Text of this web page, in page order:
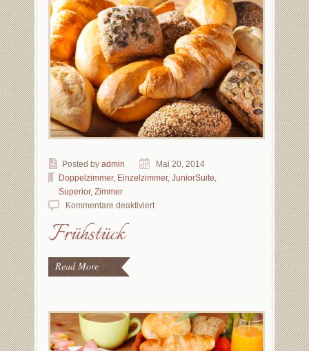
Posted by admin
Mai 20, 2014
Doppelzimmer, Einzelzimmer, JuniorSuite,
Superior, Zimmer
Kommentare deaktiviert
Frühstück
Read More